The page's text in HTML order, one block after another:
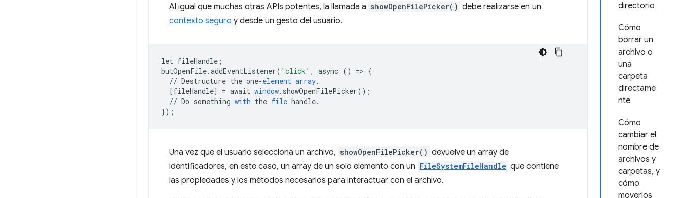
directorio
Cómo
borrar un
archivo o
una
carpeta
directame
nte
Cómo
cambiar el
nombre de
archivos y
carpetas, y
cómo
moverlos
Al igual que muchas otras APIs potentes, la llamada a showOpenFilePicker() debe realizarse en un
contexto seguro y desde un gesto del usuario.
let fileHandle ;
butOpenFile.addEventListener( 'click' , async () => {
// Destructure the one-element array.
[fileHandle] = await window. showOpenFilePicker();
// Do something with the file handle.
});
Una vez que el usuario selecciona un archivo, showOpenFilePicker() devuelve un array de
identificadores, en este caso, un array de un solo elemento con un FileSystemFileHandle que contiene
las propiedades y los métodos necesarios para interactuar con el archivo.